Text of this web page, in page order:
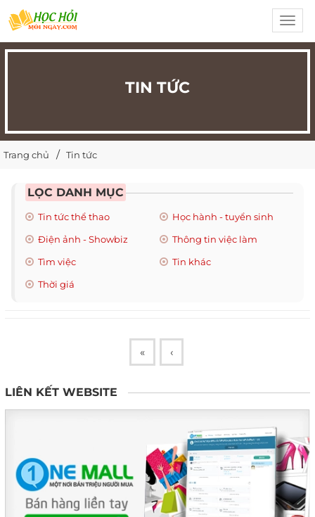
TIN TỨC
Trang chủ Tin tức
LỌC DANH MỤC
Tin tức thể thao
Học hành - tuyển sinh
Điện ảnh - Showbiz
Thông tin việc làm
Tìm việc
Tin khác
Thời giá
« ‹
LIÊN KẾT WEBSITE